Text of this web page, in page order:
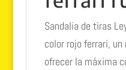
Sandalia de tiras
color rojo ferrari, un
ofrecer la máxima